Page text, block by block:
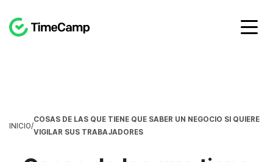
INICIO/
COSAS DE LAS QUE TIENE QUE SABER UN NEGOCIO SI QUIERE
VIGILAR SUS TRABAJADORES